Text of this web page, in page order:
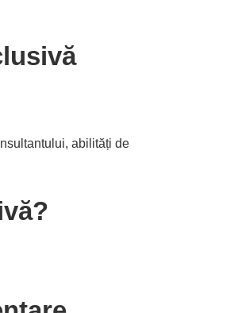
abilități de